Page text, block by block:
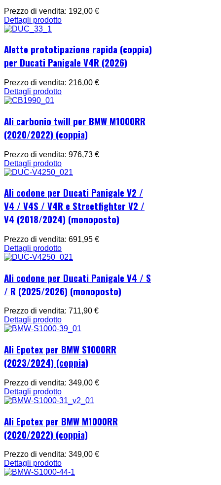
Prezzo di vendita: 192,00 €
Dettagli prodotto
Alette prototipazione rapida (coppia)
per Ducati Panigale V4R (2026)
Prezzo di vendita: 216,00 €
Dettagli prodotto
Ali carbonio twill per BMW M1000RR
(2020/2022) (coppia)
Prezzo di vendita: 976,73 €
Dettagli prodotto
Ali codone per Ducati Panigale V2 /
V4 / V4S / V4R e Streetfighter V2 /
V4 (2018/2024) (monoposto)
Prezzo di vendita: 691,95 €
Dettagli prodotto
Ali codone per Ducati Panigale V4 / S
/ R (2025/2026) (monoposto)
Prezzo di vendita: 711,90 €
Dettagli prodotto
Ali Epotex per BMW S1000RR
(2023/2024) (coppia)
Prezzo di vendita: 349,00 €
Dettagli prodotto
Ali Epotex per BMW M1000RR
(2020/2022) (coppia)
Prezzo di vendita: 349,00 €
Dettagli prodotto